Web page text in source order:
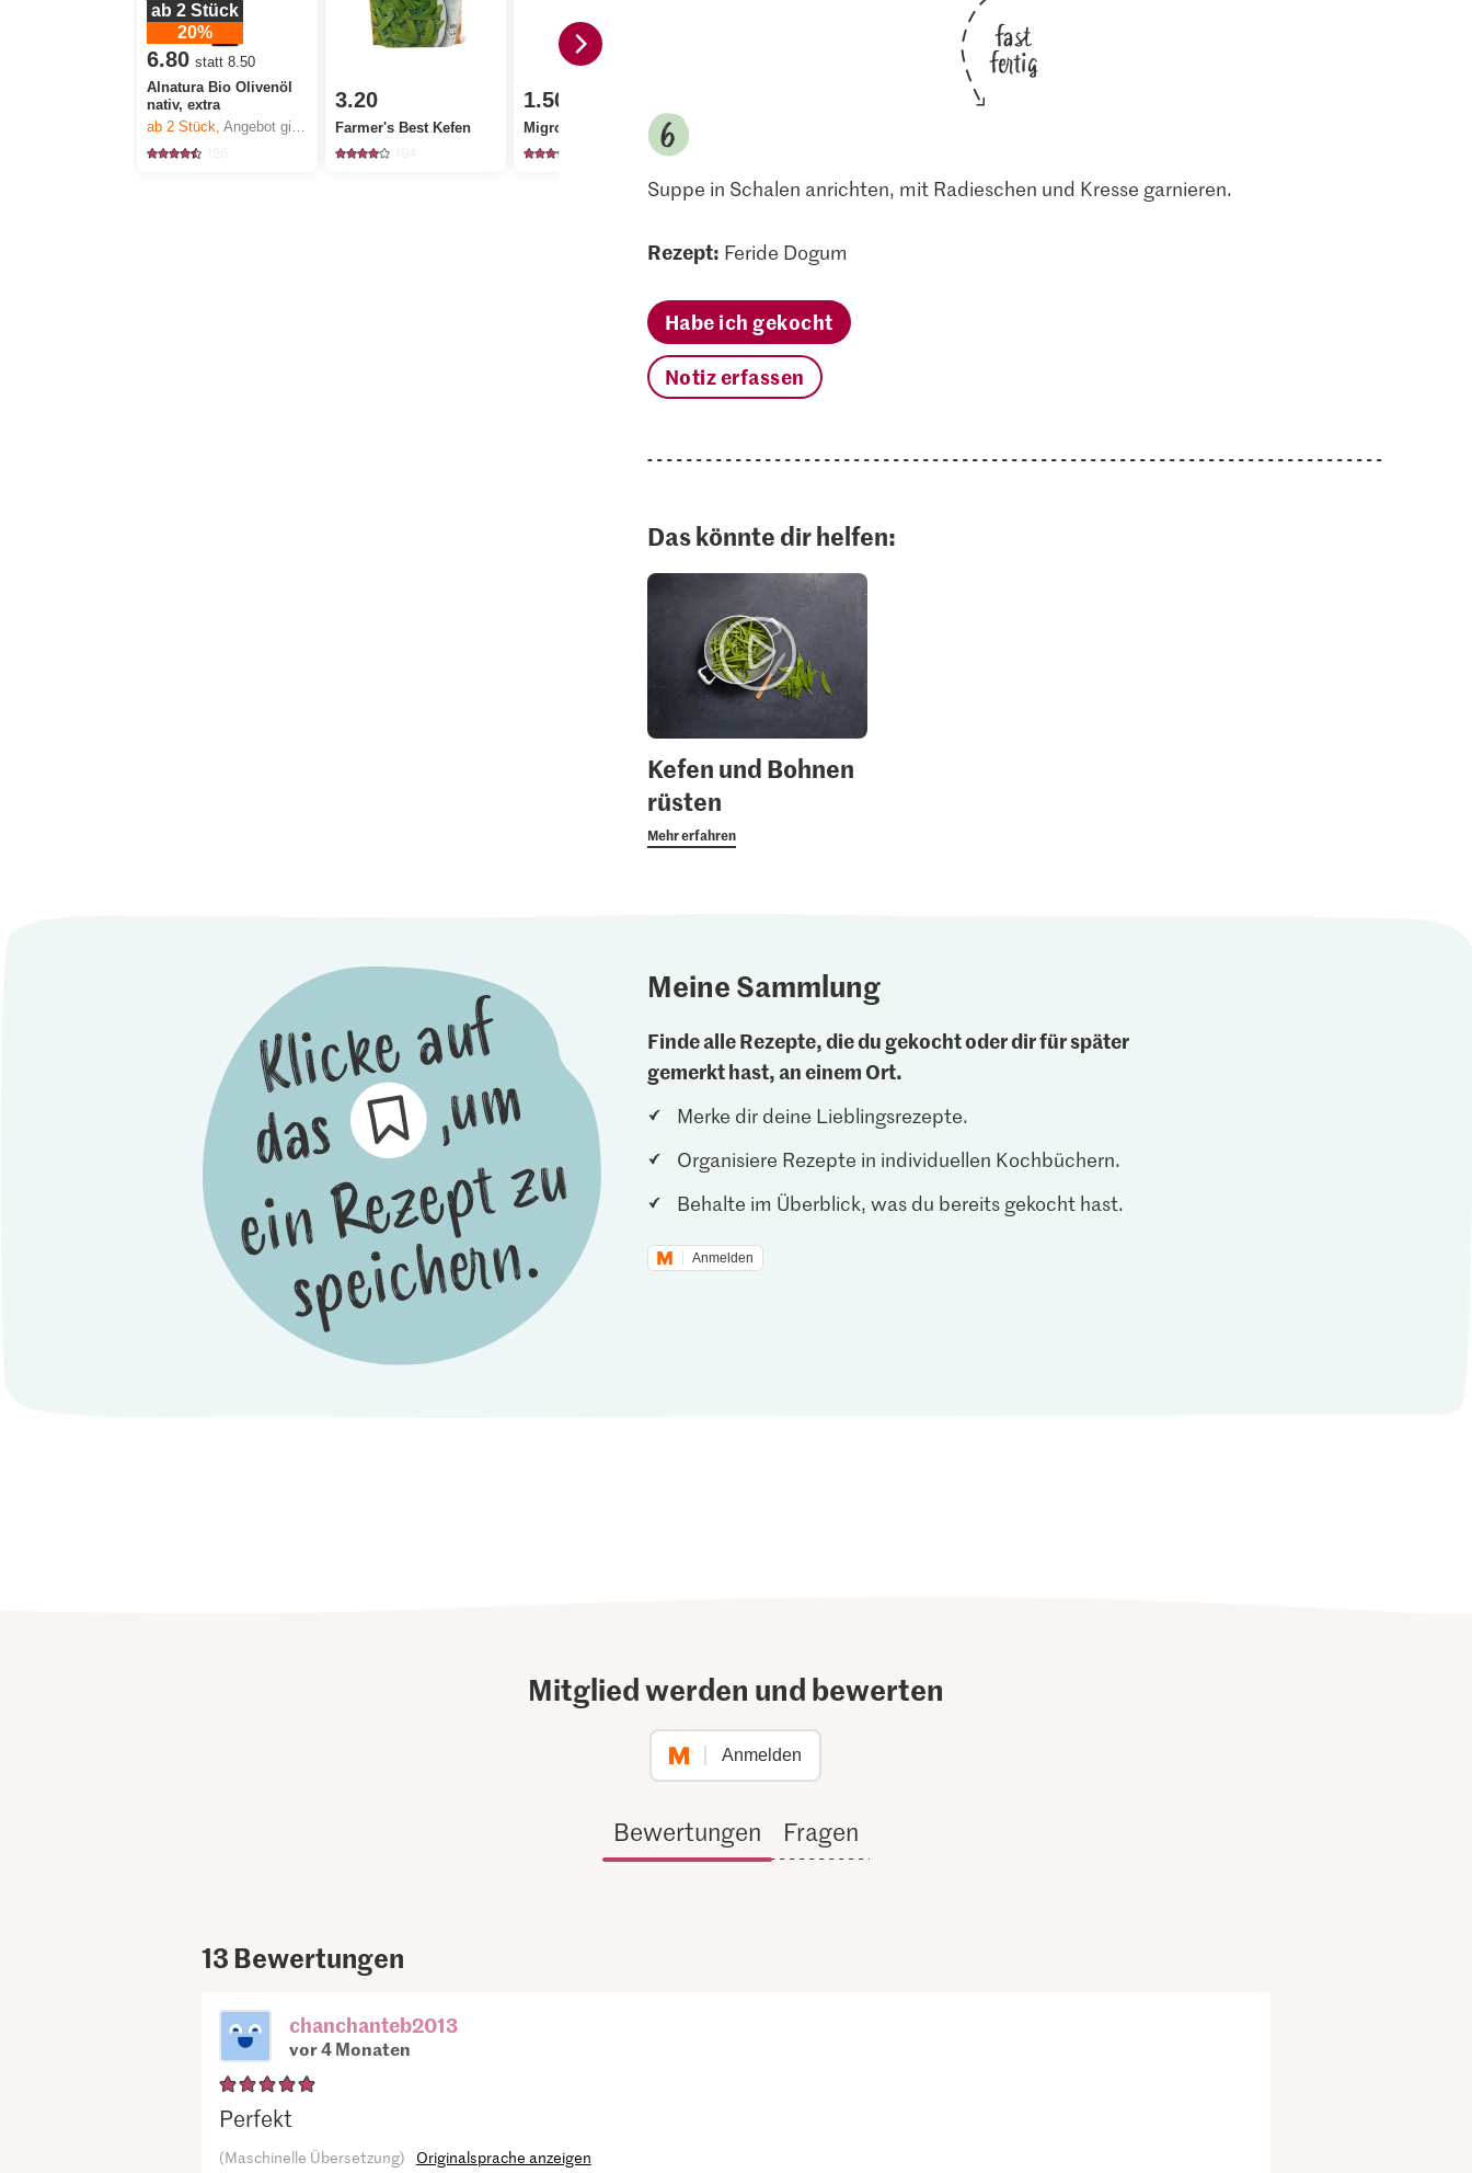
ab 2 Stück
20%
6.80 statt 8.50
Alnatura Bio Olivenöl
nativ, extra
ab 2Stück,Angebot gilt nur vom 6.8. bis 12.8.2026, solange Vorrat.
3.20
Farmer's Best Kefen
1.50
Migros Radieschen
fast
fertig
Suppe in Schalen anrichten, mit Radieschen und Kresse garnieren.
Rezept: Feride Dogum
Habe ich gekocht
Notiz erfassen
Das könnte dir helfen:
Kefen und Bohnen
rüsten
Mehr erfahren
Meine Sammlung
Finde alle Rezepte, die du gekocht oder dir für später
gemerkt hast, an einem Ort.
Merke dir deine Lieblingsrezepte.
Organisiere Rezepte in individuellen Kochbüchern.
Behalte im Überblick, was du bereits gekocht hast.
Anmelden
Mitglied werden und bewerten
Anmelden
Bewertungen Fragen
13 Bewertungen
chanchanteb2013
vor 4 Monaten
Perfekt
(Maschinelle Übersetzung) Originalsprache anzeigen